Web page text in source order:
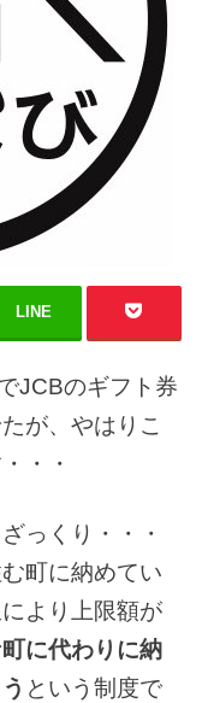
LINE
JCBのギフト券
が、やはりこ
・・
っくり・・・
町に納めてい
より上限額が
に代わりに納
という制度で